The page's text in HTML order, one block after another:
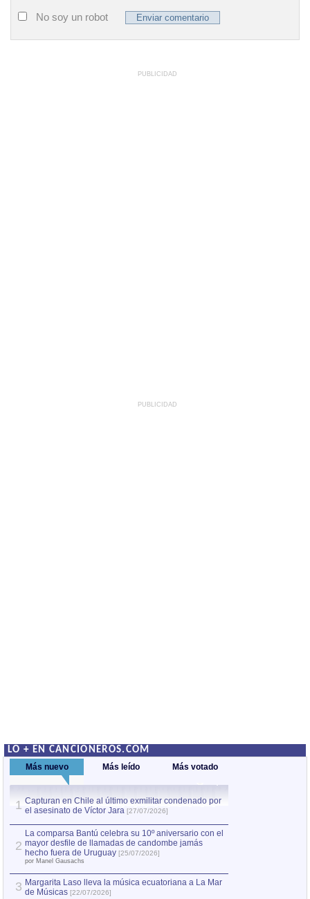
No soy un robot
PUBLICIDAD
PUBLICIDAD
LO + EN CANCIONEROS.COM
Más nuevo Más leído Más votado
1 Capturan en Chile al último exmilitar condenado por
el asesinato de Víctor Jara [27/07/2026]
2
La comparsa Bantú celebra su 10º aniversario con el
mayor desfile de llamadas de candombe jamás
hecho fuera de Uruguay [25/07/2026]
por Manel Gausachs
3 Margarita Laso lleva la música ecuatoriana a La Mar
de Músicas [22/07/2026]